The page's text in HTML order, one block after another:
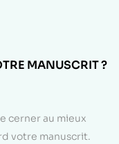
MANUSCRIT ?
cerner au mieux
votre manuscrit.